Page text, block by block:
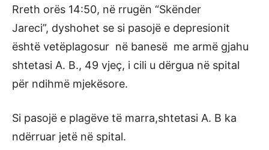
Rreth orës 14:50, në rrugën “Skënder
Jareci”, dyshohet se si pasojë e depresionit
është vetëplagosur në banesë me armë gjahu
shtetasi A. B., 49 vjeç, i cili u dërgua në spital
për ndihmë mjekësore.
Si pasojë e plagëve të marra,shtetasi A. B ka
ndërruar jetë në spital.